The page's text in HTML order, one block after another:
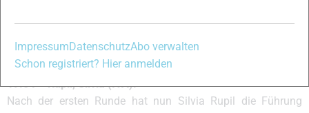
Majdic und Kowalczyk.
19:04 – Rupil, Silvia (ITA):
Nach der ersten Runde hat nun Silvia Rupil die Führung
Impressum DatenschutzAbo verwalten
Schon registriert? Hier anmelden